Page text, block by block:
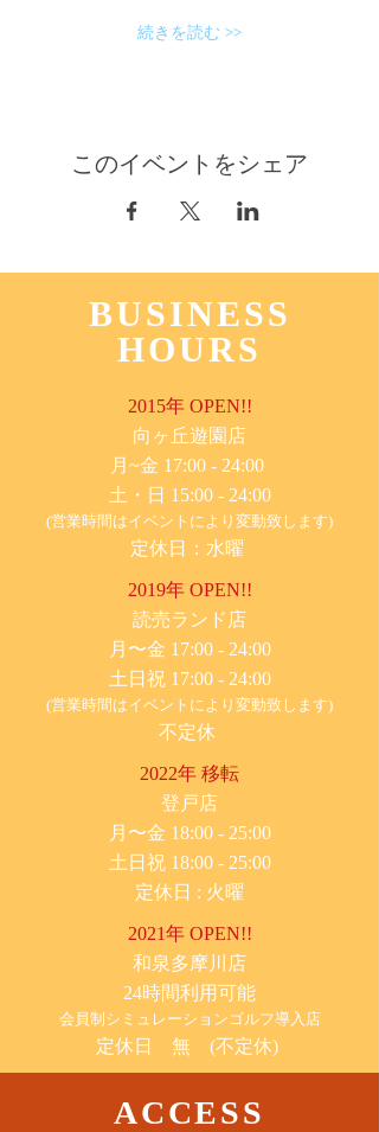
続きを読む >>
このイベントをシェア
BUSINESS
HOURS
2015年 OPEN!!
​向ヶ丘遊園店
月~金 17:00 - 24:00
土・日 15:00 - 24:00
(営業時間はイベントにより変動致します)
定休日：水曜
2019年 OPEN!!
​読売ランド店
月〜金 17:00 - 24:00
土日祝 17:00 - 24:00
(営業時間はイベントにより変動致します)
不定休
2022年 移転
​登戸店
月〜金 18:00 - 25:00
土日祝 18:00 - 25:00
​定休日 : 火曜
2021年 OPEN!!
​和泉多摩川店
24時間利用可能
​会員制シミュレーションゴルフ導入店
定休日 無 (不定休)
ACCESS